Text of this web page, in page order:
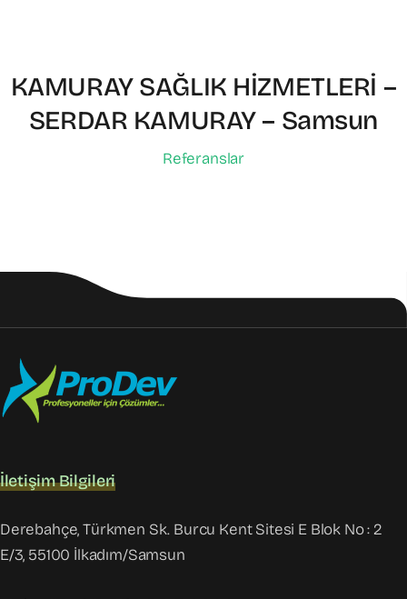
KAMURAY SAĞLIK HİZMETLERİ –
SERDAR KAMURAY – Samsun
Referanslar
İletişim Bilgileri
Derebahçe, Türkmen Sk. Burcu Kent Sitesi E Blok No : 2
E/3, 55100 İlkadım/Samsun